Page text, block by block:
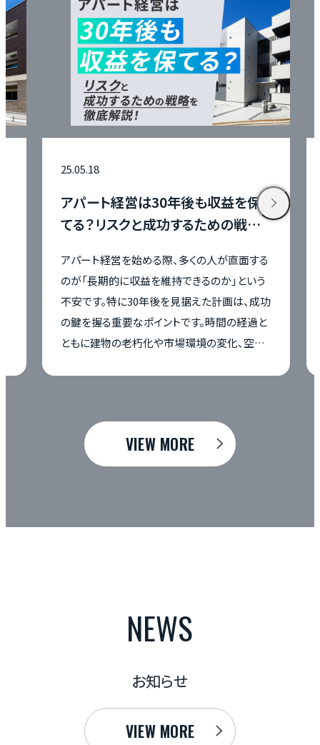
パート経営は30年後も収益を保
る？リスクと成功するための戦略
パート経営を始める際、多くの人が直面する
が「長期的に収益を維持できるのか」という
安です。特に30年後を見据えた計画は、成功
鍵を握る重要なポイントです。時間の経過と
もに建物の老朽化や市場環境の変化、空室
スクなどの課題が顕在化するため、事前の準
策、さらに将来的な出口戦略について詳しく
説します。これからアパート経営を始める方
、現在経営中の方にとっても役立つ内容をお
アパー
は？年数
アパート経
を大きく左
を始めよう
期間や収益
に、首都圏
にとって
VIEW MORE
NEWS
お知らせ
VIEW MORE